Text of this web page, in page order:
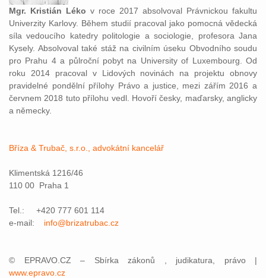
Mgr. Kristián Léko v roce 2017 absolvoval Právnickou fakultu
Univerzity Karlovy. Během studií pracoval jako pomocná vědecká
síla vedoucího katedry politologie a sociologie, profesora Jana
Kysely. Absolvoval také stáž na civilním úseku Obvodního soudu
pro Prahu 4 a půlroční pobyt na University of Luxembourg. Od
roku 2014 pracoval v Lidových novinách na projektu obnovy
pravidelné pondělní přílohy Právo a justice, mezi zářím 2016 a
červnem 2018 tuto přílohu vedl. Hovoří česky, maďarsky, anglicky
a německy.
Bříza & Trubač, s.r.o., advokátní kancelář
Klimentská 1216/46
110 00 Praha 1
Tel.: +420 777 601 114
e-mail: info@brizatrubac.cz
© EPRAVO.CZ – Sbírka zákonů , judikatura, právo |
www.epravo.cz